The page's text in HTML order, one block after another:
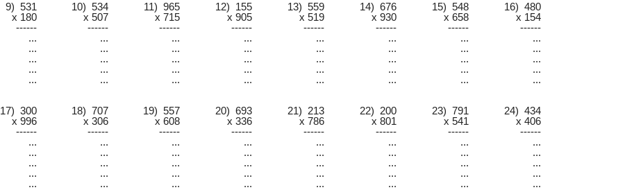
9) 531 10) 534 11) 965 12) 155 13) 559 14) 676 15) 548
16) 480
x 180
x 507 x 715 x 905 x 519 x 930 x 658
x 154
------
------ ------ ------ ------ ------ ------
------
...
... ... ... ... ... ...
...
...
... ... ... ... ... ...
...
...
... ... ... ... ... ...
...
...
... ... ... ... ... ...
...
...
... ... ... ... ... ... ...
17) 300 18) 707 19) 557 20) 693 21) 213 22) 200 23) 791
24) 434
x 996
x 306 x 608 x 336 x 786 x 801 x 541
x 406
------
------ ------ ------ ------ ------ ------
------
...
... ... ... ... ... ...
...
...
... ... ... ... ... ...
...
...
... ... ... ... ... ...
...
...
... ... ... ... ... ...
...
...
... ... ... ... ... ... ...